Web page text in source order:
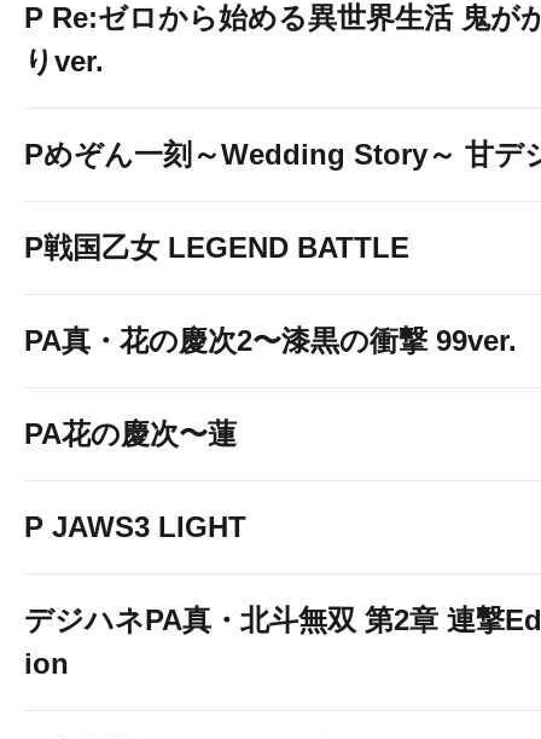
最後にボタンを押して
P Re:ゼロから始める異世界生活 鬼が
りver.
Pめぞん一刻～Wedding Story～ 甘デ
P戦国乙女 LEGEND BATTLE
PA真・花の慶次2〜漆黒の衝撃 99ver.
PA花の慶次〜蓮
P JAWS3 LIGHT
デジハネPA真・北斗無双 第2章 連撃
ion